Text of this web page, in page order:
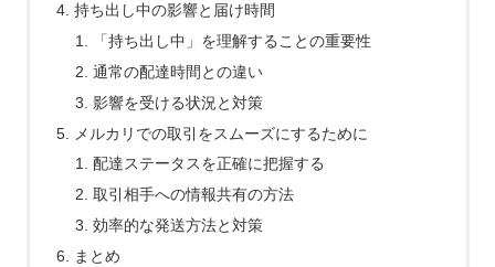
持ち出し中の影響と届け時間
「持ち出し中」を理解することの重要性
通常の配達時間との違い
影響を受ける状況と対策
メルカリでの取引をスムーズにするために
配達ステータスを正確に把握する
取引相手への情報共有の方法
効率的な発送方法と対策
まとめ